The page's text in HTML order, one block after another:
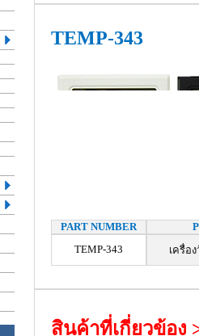
TEMP-343
PART NUMBER
TEMP-343
เครื่อ
สินค้าที่เกี่ยวข้อง